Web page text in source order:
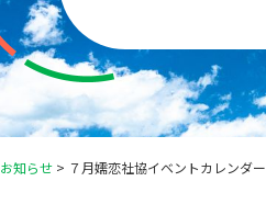
お知らせ > ７月嬬恋社協イベントカレンダー